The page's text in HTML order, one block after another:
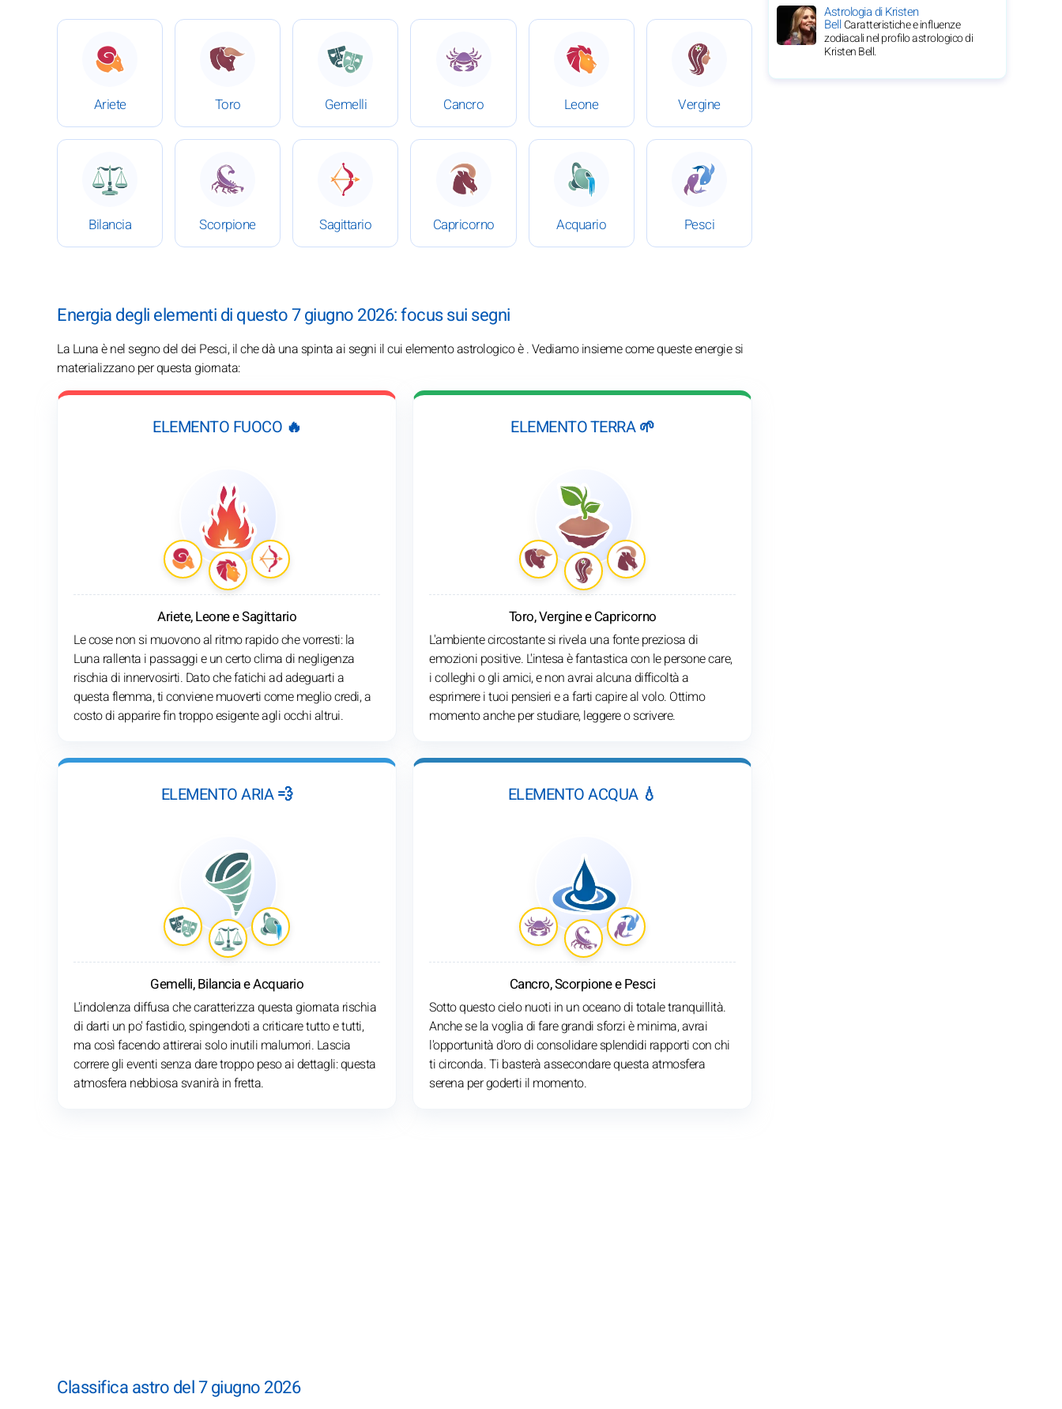
Ariete Toro
: Oroscopo completo del 7 giugno 2026
Gemelli
: Oroscopo completo del 7 giugno 2026
Cancro
: Oroscopo completo del 7 giugno 2026
Leone
: Oroscopo completo del 7 giugno 2026
Vergine
: Oroscopo completo del 7 giugno 2026
Bilancia
: Oroscopo completo del 7 giugno 2026
Scorpione
: Oroscopo completo del 7 giugno 2026
Sagittario
: Oroscopo completo del 7 giugno 2026
Capricorno
: Oroscopo completo del 7 giugno 2026
Acquario
: Oroscopo completo del 7 giugno 2026
Pesci
: Oroscopo completo del 7 giugno 2026
Energia degli elementi di questo 7 giugno 2026: focus sui segni
La Luna è nel segno del dei Pesci, il che dà una spinta ai segni il cui elemento astrologico è . Vediamo insieme come queste energie si
materializzano per questa giornata:
ELEMENTO FUOCO 🔥
Ariete, Leone e Sagittario
Le cose non si muovono al ritmo rapido che vorresti: la
Luna rallenta i passaggi e un certo clima di negligenza
rischia di innervosirti. Dato che fatichi ad adeguarti a
questa flemma, ti conviene muoverti come meglio credi, a
costo di apparire fin troppo esigente agli occhi altrui.
ELEMENTO TERRA 🌱
Toro, Vergine e Capricorno
L'ambiente circostante si rivela una fonte preziosa di
emozioni positive. L'intesa è fantastica con le persone care,
i colleghi o gli amici, e non avrai alcuna difficoltà a
esprimere i tuoi pensieri e a farti capire al volo. Ottimo
momento anche per studiare, leggere o scrivere.
ELEMENTO ARIA 💨
Gemelli, Bilancia e Acquario
L'indolenza diffusa che caratterizza questa giornata rischia
di darti un po' fastidio, spingendoti a criticare tutto e tutti,
ma così facendo attirerai solo inutili malumori. Lascia
correre gli eventi senza dare troppo peso ai dettagli: questa
atmosfera nebbiosa svanirà in fretta.
ELEMENTO ACQUA 💧
Cancro, Scorpione e Pesci
Sotto questo cielo nuoti in un oceano di totale tranquillità.
Anche se la voglia di fare grandi sforzi è minima, avrai
l'opportunità d'oro di consolidare splendidi rapporti con chi
ti circonda. Ti basterà assecondare questa atmosfera
serena per goderti il momento.
Classifica astro del 7 giugno 2026
Astrologia di Kristen
BellCaratteristiche e influenze
zodiacali nel profilo astrologico di
Kristen Bell.